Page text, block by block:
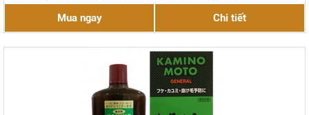
sử dụng.
Mua ngay Chi tiết